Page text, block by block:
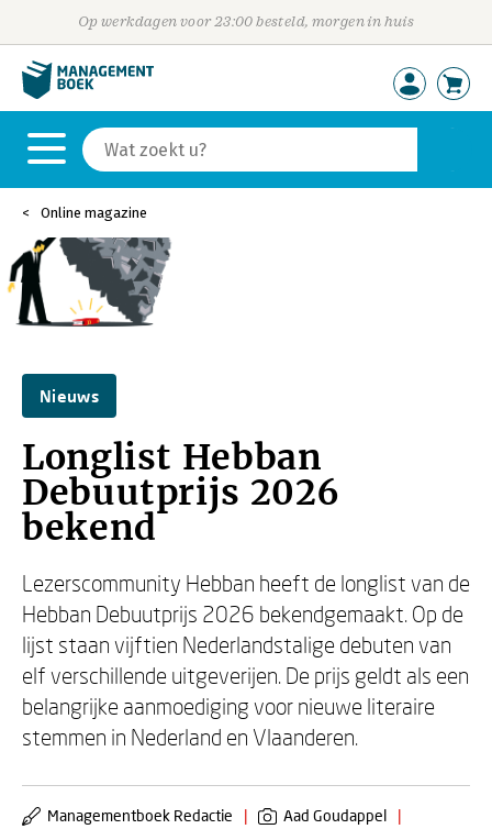
Op werkdagen voor 23:00 besteld, morgen in huis
Online magazine
Nieuws
Longlist Hebban
Debuutprijs 2026
bekend
Lezerscommunity Hebban heeft de longlist van de
Hebban Debuutprijs 2026 bekendgemaakt. Op de
lijst staan vijftien Nederlandstalige debuten van
elf verschillende uitgeverijen. De prijs geldt als een
belangrijke aanmoediging voor nieuwe literaire
stemmen in Nederland en Vlaanderen.
Managementboek Redactie | Aad Goudappel
|